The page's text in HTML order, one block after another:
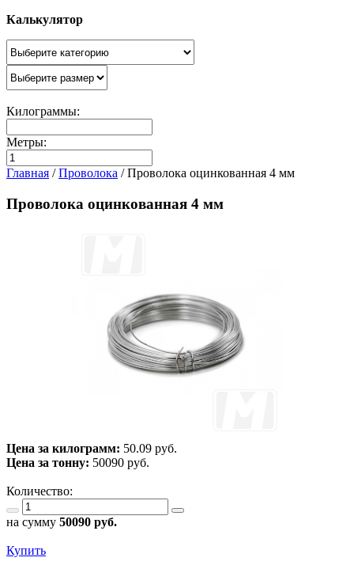
Калькулятор
Килограммы:
Метры:
Главная /Проволока /Проволока оцинкованная 4 мм
Проволока оцинкованная 4 мм
Цена за килограмм: 50.09 руб.
Цена за тонну: 50090 руб.
Количество:
на сумму 50090 руб.
Купить